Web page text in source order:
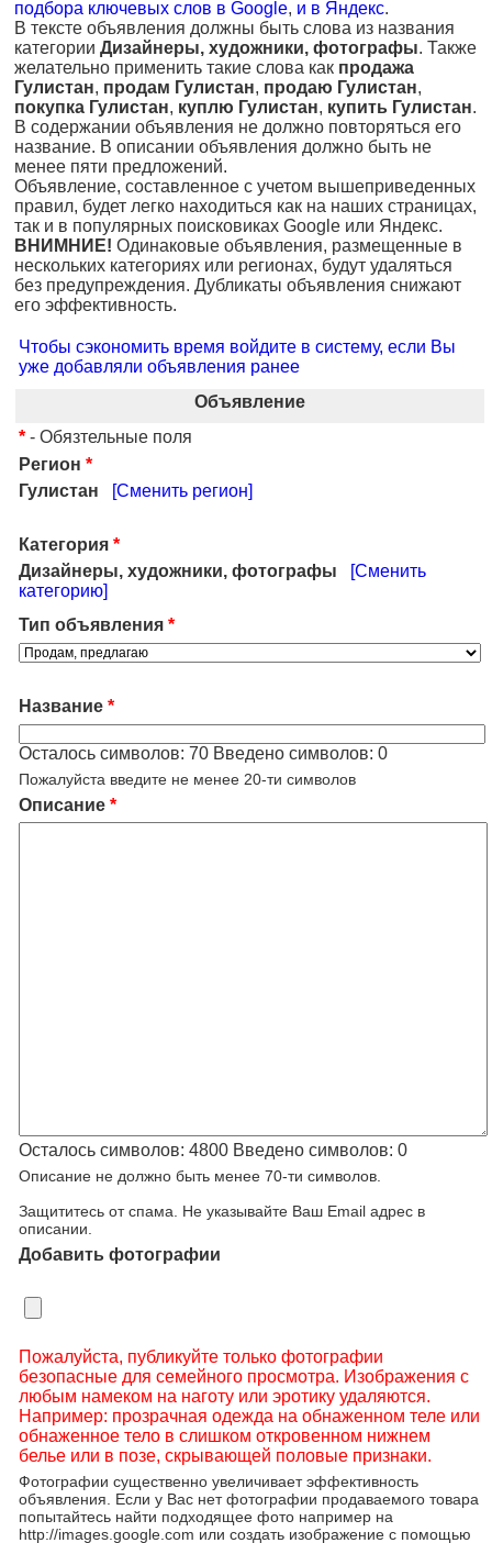
подбора ключевых слов в Google, и в Яндекс.
В тексте объявления должны быть слова из названия
категории Дизайнеры, художники, фотографы. Также
желательно применить такие слова как продажа
Гулистан, продам Гулистан, продаю Гулистан,
покупка Гулистан, куплю Гулистан, купить Гулистан.
В содержании объявления не должно повторяться его
название. В описании объявления должно быть не
менее пяти предложений.
Объявление, составленное с учетом вышеприведенных
правил, будет легко находиться как на наших страницах,
так и в популярных поисковиках Google или Яндекс.
ВНИМНИЕ! Одинаковые объявления, размещенные в
нескольких категориях или регионах, будут удаляться
без предупреждения. Дубликаты объявления снижают
его эффективность.
Чтобы сэкономить время войдите в систему, если Вы
уже добавляли объявления ранее
Объявление
* - Обязтельные поля
Регион *
Гулистан
[Сменить регион]
Категория *
Дизайнеры, художники, фотографы
[Сменить
категорию]
Тип объявления *
Название *
Осталось символов: 70 Введено символов: 0
Пожалуйста введите не менее 20-ти символов
Описание *
Осталось символов: 4800 Введено символов: 0
Описание не должно быть менее 70-ти символов.
Защититесь от спама. Не указывайте Ваш Email адрес в
описании.
Добавить фотографии
Пожалуйста, публикуйте только фотографии
безопасные для семейного просмотра. Изображения с
любым намеком на наготу или эротику удаляются.
Например: прозрачная одежда на обнаженном теле или
обнаженное тело в слишком откровенном нижнем
белье или в позе, скрывающей половые признаки.
Фотографии существенно увеличивает эффективность
объявления. Если у Вас нет фотографии продаваемого товара
попытайтесь найти подходящее фото например на
http://images.google.com или создать изображение с помощью